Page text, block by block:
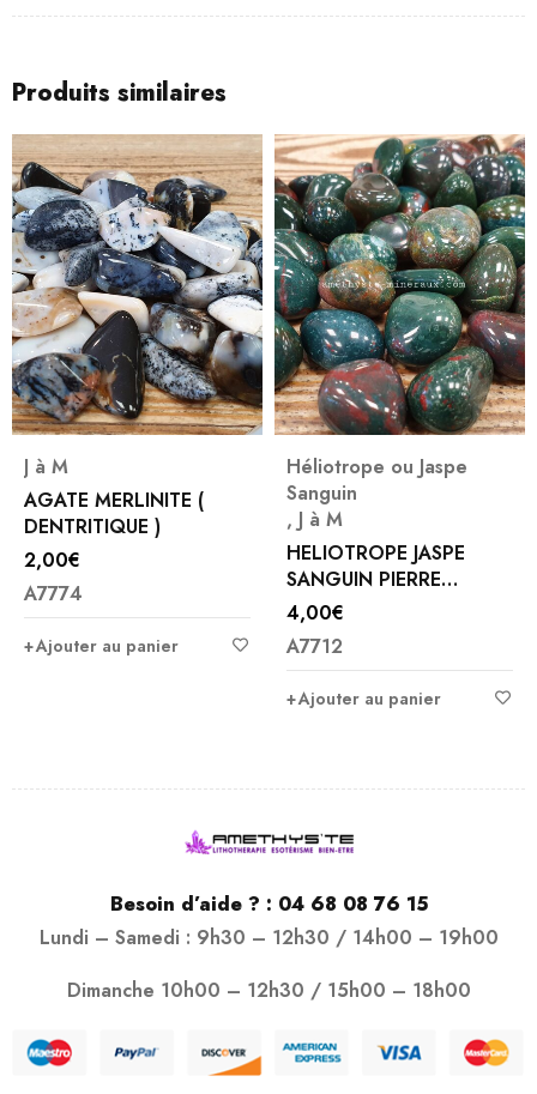
Produits similaires
J à M
AGATE MERLINITE (
DENTRITIQUE )
2,00€
A7774
Ajouter au panier
Héliotrope ou Jaspe
Sanguin
, J à M
HELIOTROPE JASPE
SANGUIN PIERRE
ROULEES
4,00€
A7712
Ajouter au panier
Besoin d’aide ? : 04 68 08 76 15
Lundi – Samedi : 9h30 – 12h30 / 14h00 – 19h00
Dimanche 10h00 – 12h30 / 15h00 – 18h00